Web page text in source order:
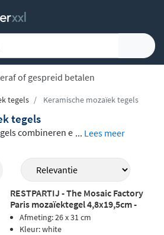
of gespreid betalen
tegels Keramische mozaïek tegels
tegels
combineren e
terugziet. Ke
schoon te hou
wand als vloe
je een breed aan
Factory, E
... Lees meer
RESTPARTIJ - The Mosaic Factory
Paris mozaïektegel 4,8x19,5cm -
White glossy
Afmeting: 26 x 31 cm
Kleur: white